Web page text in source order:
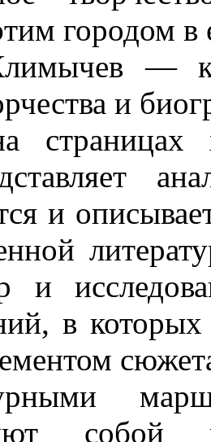
городом в
—
и
страницах
и
и
в
собой